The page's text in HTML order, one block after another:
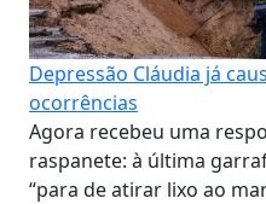
Depressão Cláudia já
ocorrências
Agora recebeu uma
raspanete: à última
“para de atirar lixo ao